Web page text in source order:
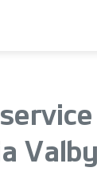
Valby